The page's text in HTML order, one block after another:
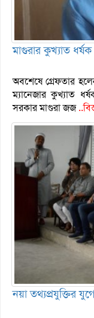
মাগুরার কুখ্যাত
অবশেষে গ্রেফতার
ম্যানেজার কুখ্যাত
সরকার মাগুরা জজ
নয়া তথ্যপ্রযুক্তির